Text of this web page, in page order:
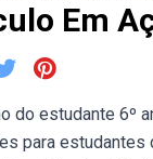
Em
do estudante 6º
para estudantes